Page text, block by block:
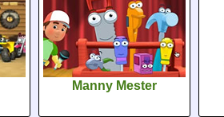
Manny Mester